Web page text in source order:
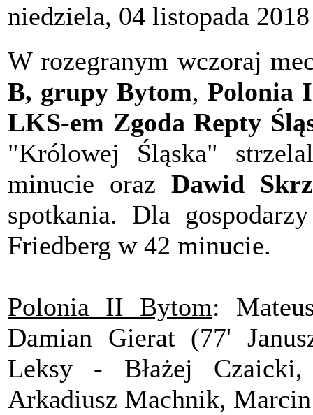
niedziela, 04 listopada
W rozegranym wczoraj
B, grupy Bytom, Polonia
LKS-em Zgoda Repty
"Królowej Śląska"
minucie oraz Dawid
spotkania. Dla
Friedberg w 42 minucie.
Polonia II Bytom:
Damian Gierat (77'
Leksy - Błażej
Arkadiusz Machnik,